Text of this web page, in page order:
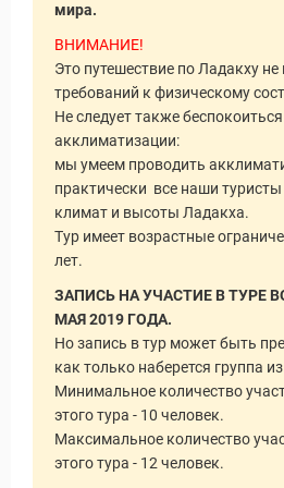
мира.
ВНИМАНИЕ!
Это путешествие по Ладакху
требований к физическому
Не следует также
акклиматизации:
мы умеем проводить
практически все наши туристы
климат и высоты Ладакха.
Тур имеет возрастные
лет.
ЗАПИСЬ НА УЧАСТИЕ В ТУРЕ
МАЯ 2019 ГОДА.
Но запись в тур может быть
как только наберется группа
Минимальное количество
этого тура - 10 человек.
Максимальное количество
этого тура - 12 человек.